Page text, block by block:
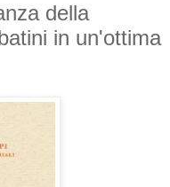
della
in un'ottima